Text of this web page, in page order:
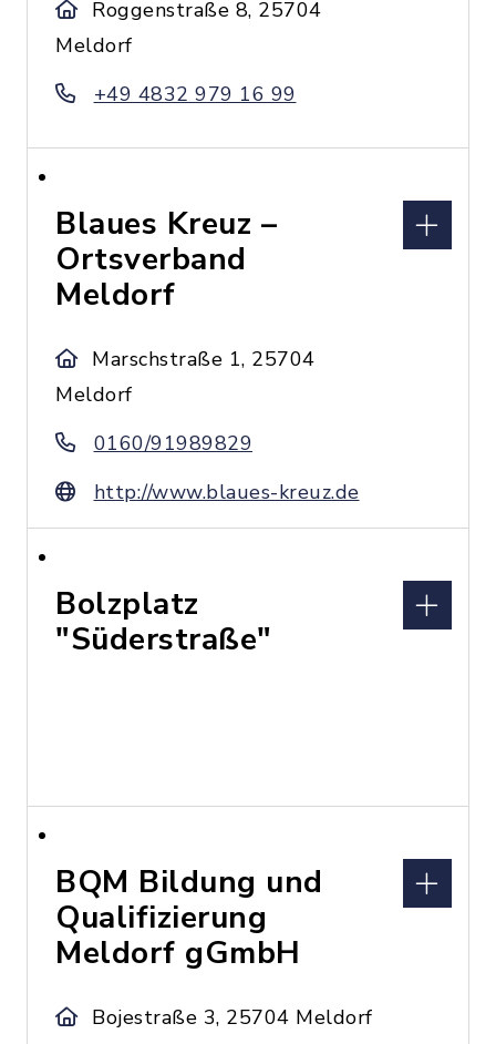
Roggenstraße 8, 25704
Meldorf
+49 4832 979 16 99
Blaues Kreuz –
Ortsverband
Meldorf
Marschstraße 1, 25704
Meldorf
0160/91989829
http://www.blaues-kreuz.de
Bolzplatz
"Süderstraße"
BQM Bildung und
Qualifizierung
Meldorf gGmbH
Bojestraße 3, 25704 Meldorf